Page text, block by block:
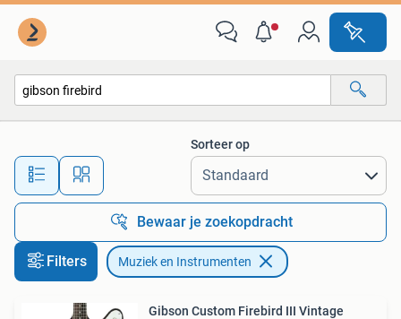
Alle afstanden…
Sorteer op
Bewaar je zoekopdracht
Filters Muziek en Instrumenten
Gibson Custom Firebird III Vintage